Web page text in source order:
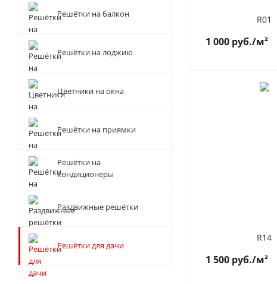
R01
1 000 руб./м²
R14
1 500 руб./м²
Решётки на балкон
Решётки на лоджию
Цветники на окна
Решётки на приямки
Решётки на
кондиционеры
Раздвижные решётки
Решётки для дачи